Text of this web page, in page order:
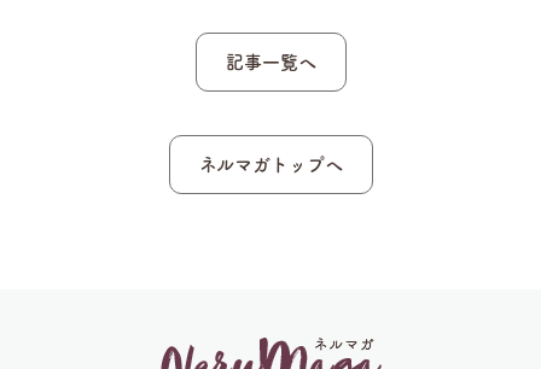
記事一覧へ
ネルマガトップへ